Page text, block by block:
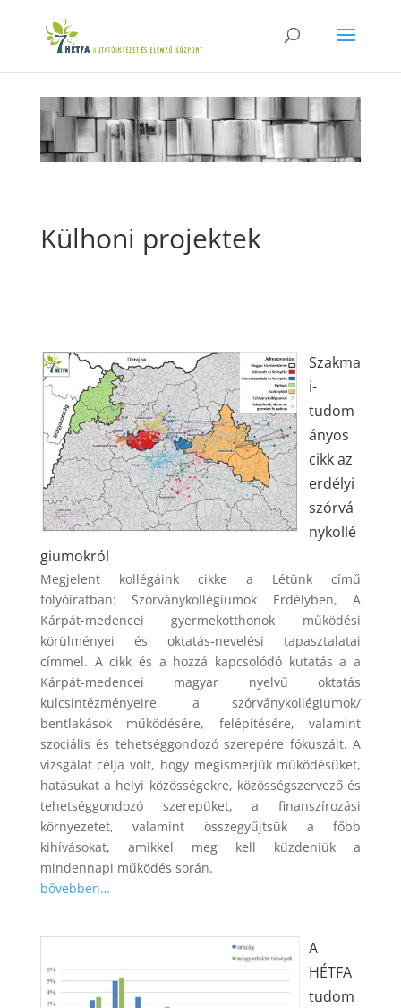
Külhoni projektek
Szakma
i-
tudom
ányos
cikk az
erdélyi
szórvá
nykollé
giumokról
Megjelent kollégáink cikke a Létünk című
folyóiratban: Szórványkollégiumok Erdélyben, A
Kárpát-medencei gyermekotthonok működési
körülményei és oktatás-nevelési tapasztalatai
címmel. A cikk és a hozzá kapcsolódó kutatás a a
Kárpát-medencei magyar nyelvű oktatás
kulcsintézményeire, a szórványkollégiumok/
bentlakások működésére, felépítésére, valamint
szociális és tehetséggondozó szerepére fókuszált. A
vizsgálat célja volt, hogy megismerjük működésüket,
hatásukat a helyi közösségekre, közösségszervező és
tehetséggondozó szerepüket, a finanszírozási
környezetet, valamint összegyűjtsük a főbb
kihívásokat, amikkel meg kell küzdeniük a
mindennapi működés során.
bővebben…
A
HÉTFA
tudom